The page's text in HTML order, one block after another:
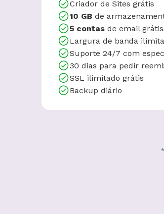
Criador de Sites grátis
10 GB de
5 contas de email grátis
Largura de banda
Suporte 24/7 com
30 dias para pedir
SSL ilimitado grátis
Backup diário